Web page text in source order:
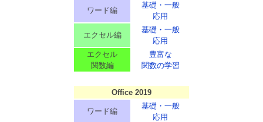
ワード編
基礎・一般
応用
エクセル編
基礎・一般
応用
エクセル
関数編
豊富な
関数の学習
Office 2019
ワード編
基礎・一般
応用